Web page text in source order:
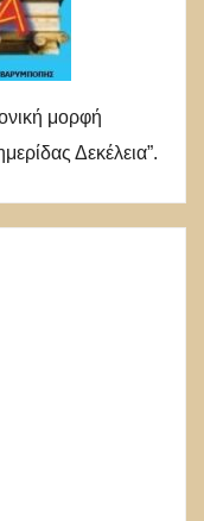
μορφή
Δεκέλεια”.